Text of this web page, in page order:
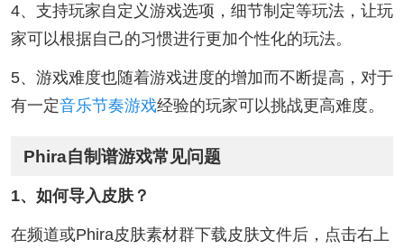
4、支持玩家自定义游戏选项，细节制定等玩法，让玩
家可以根据自己的习惯进行更加个性化的玩法。
5、游戏难度也随着游戏进度的增加而不断提高，对于
有一定音乐节奏游戏经验的玩家可以挑战更高难度。
Phira自制谱游戏常见问题
1、如何导入皮肤？
在频道或Phira皮肤素材群下载皮肤文件后，点击右上